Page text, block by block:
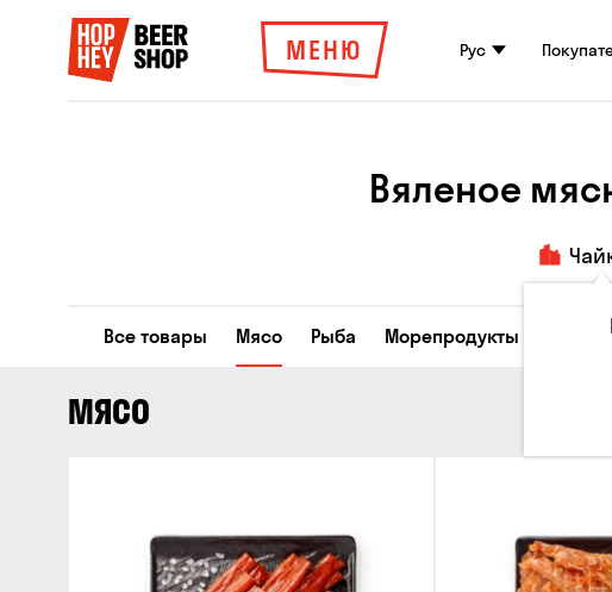
МЕНЮ Рус
Вяленое
Все товары Мясо Рыба Морепродукты
МЯСО